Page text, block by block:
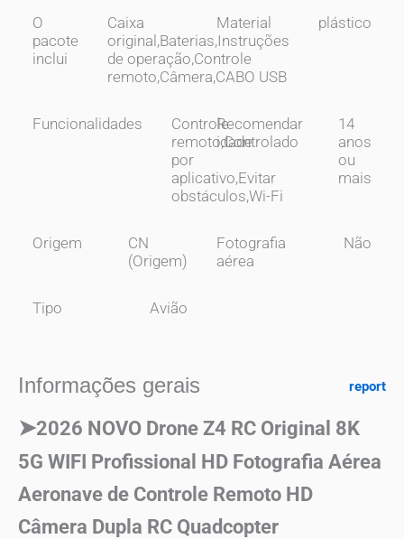
O
pacote
inclui
Caixa
original,Baterias,Instruções
de operação,Controle
remoto,Câmera,CABO USB
Material plástico
Funcionalidades
Controle
remoto,Controlado
por
aplicativo,Evitar
obstáculos,Wi-Fi
Recomendar
idade
14
anos
ou
mais
Origem
CN
(Origem)
Fotografia
aérea
Não
Tipo Avião
Informações gerais report
➤2026 NOVO Drone Z4 RC Original 8K
5G WIFI Profissional HD Fotografia Aérea
Aeronave de Controle Remoto HD
Câmera Dupla RC Quadcopter